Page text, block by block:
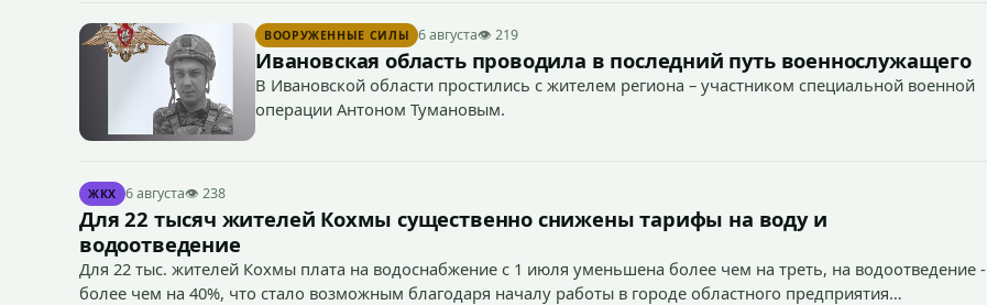
символики в сети Интернет.
ВООРУЖЕННЫЕ СИЛЫ 6 августа👁 219
Ивановская область проводила в последний путь военнослужащего
В Ивановской области простились с жителем региона – участником специальной военной
операции Антоном Тумановым.
ЖКХ 6 августа👁 238
Для 22 тысяч жителей Кохмы существенно снижены тарифы на воду и
водоотведение
Для 22 тыс. жителей Кохмы плата на водоснабжение с 1 июля уменьшена более чем на треть, на водоотведение -
более чем на 40%, что стало возможным благодаря началу работы в городе областного предприятия